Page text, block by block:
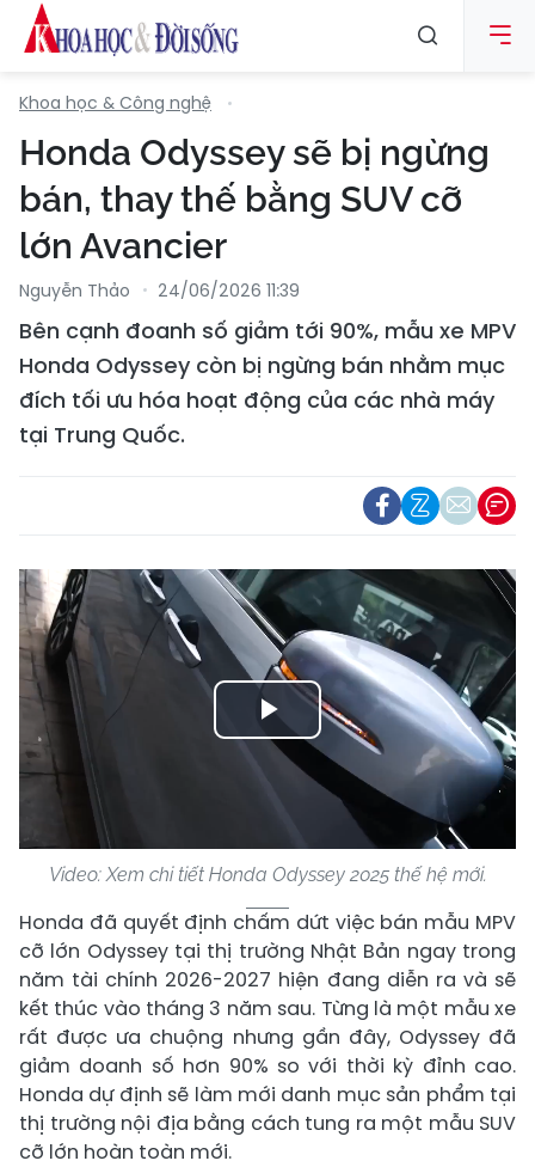
Khoa học & Công nghệ
Honda Odyssey sẽ bị ngừng
bán, thay thế bằng SUV cỡ
lớn Avancier
Nguyễn Thảo 24/06/2026 11:39
Bên cạnh đoanh số giảm tới 90%, mẫu xe MPV
Honda Odyssey còn bị ngừng bán nhằm mục
đích tối ưu hóa hoạt động của các nhà máy
tại Trung Quốc.
Play
Video
Video: Xem chi tiết Honda Odyssey 2025 thế hệ mới.
Honda đã quyết định chấm dứt việc bán mẫu MPV
cỡ lớn Odyssey tại thị trường Nhật Bản ngay trong
năm tài chính 2026-2027 hiện đang diễn ra và sẽ
kết thúc vào tháng 3 năm sau. Từng là một mẫu xe
rất được ưa chuộng nhưng gần đây, Odyssey đã
giảm doanh số hơn 90% so với thời kỳ đỉnh cao.
Honda dự định sẽ làm mới danh mục sản phẩm tại
thị trường nội địa bằng cách tung ra một mẫu SUV
cỡ lớn hoàn toàn mới.